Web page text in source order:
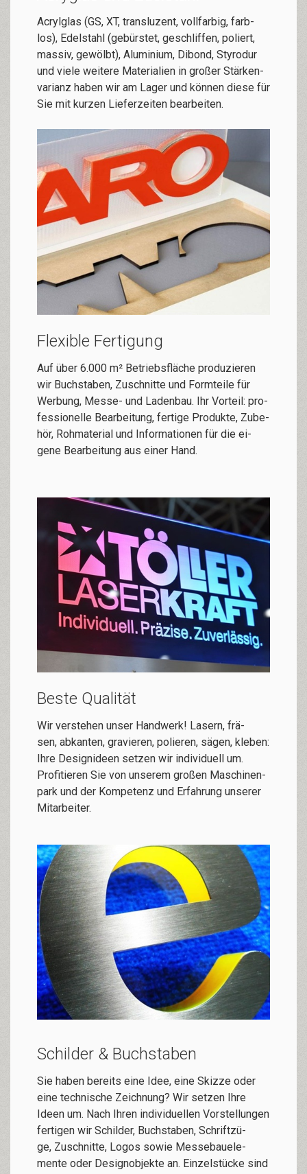
Acrylglas (GS, XT, trans­lu­zent, voll­far­big, farb­
los), Edel­stahl (ge­­bürs­tet, ge­schlif­fen, po­liert,
massiv, ge­wölbt), Alu­mi­ni­um, Di­bond, Sty­ro­dur
und vie­le wei­te­re Ma­te­ri­ali­en in gro­ßer Stär­ken­
va­ri­anz ha­ben wir am La­ger und kön­nen die­se für
Sie mit kur­zen Lie­fer­zei­ten be­ar­bei­ten.
Flexible Fertigung
Auf über 6.000 m² Be­triebs­fläche pro­du­zie­ren
wir Buch­stab­en, Zu­schnit­te und Form­tei­le für
Wer­bung, Messe- und La­den­bau. Ihr Vorteil: pro­
fes­si­o­nelle Be­ar­bei­tung, fer­tige Pro­dukte, Zu­be­
hör, Roh­ma­te­ri­al und In­for­ma­tio­nen für die ei­
gene Be­ar­bei­tung aus ei­ner Hand.
Beste Qualität
Wir ver­ste­hen un­ser Hand­werk! La­sern, frä­
sen, ab­kan­ten, gra­vie­ren, po­lie­­ren, sä­gen, kle­ben:
Ih­re De­signideen set­zen wir in­di­vi­du­ell um.
Profitieren Sie von unserem gro­ßen Ma­schi­nen­
park und der Kom­pe­tenz und Er­fah­rung un­se­rer
Mit­ar­bei­ter.
Schilder & Buchstaben
Sie ha­ben be­reits ei­ne Idee, ei­­ne Skiz­ze oder
ei­ne tech­ni­sche Zeich­­nung? Wir setzen Ih­re
Ideen um. Nach Ih­ren in­di­vi­du­el­len Vor­stel­lun­gen
fer­ti­gen wir Schil­der, Buchstaben, Schrift­zü­
ge, Zuschnitte, Lo­gos sowie Messe­bau­ele­
mente oder Design­objekte an. Ein­zel­stücke sind